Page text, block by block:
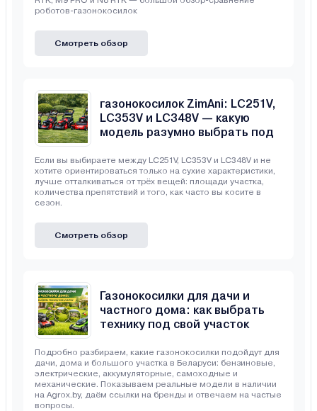
роботов-газонокосилок
Смотреть обзор
газонокосилок ZimAni: LC251V,
LC353V и LC348V — какую
модель разумно выбрать под
Если вы выбираете между LC251V, LC353V и LC348V и не
хотите ориентироваться только на сухие характеристики,
лучше отталкиваться от трёх вещей: площади участка,
количества препятствий и того, как часто вы косите в
сезон.
Смотреть обзор
Газонокосилки для дачи и
частного дома: как выбрать
технику под свой участок
Подробно разбираем, какие газонокосилки подойдут для
дачи, дома и большого участка в Беларуси: бензиновые,
электрические, аккумуляторные, самоходные и
механические. Показываем реальные модели в наличии
на Agrox.by, даём ссылки на бренды и отвечаем на частые
вопросы.